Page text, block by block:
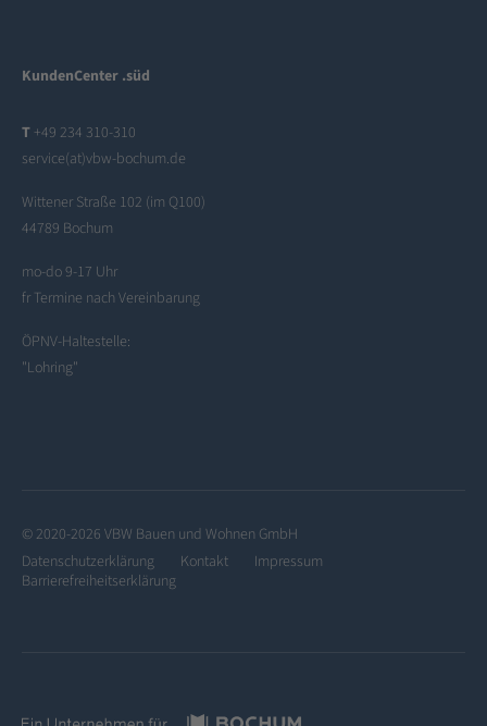
KundenCenter .süd
T +49 234 310-310
service(at)vbw-bochum.de
Wittener Straße 102 (im Q100)
44789 Bochum
mo-do 9-17 Uhr
fr Termine nach Vereinbarung
ÖPNV-Haltestelle:
"Lohring"
© 2020-2026 VBW Bauen und Wohnen GmbH
Datenschutzerklärung
Kontakt
Impressum
Barrierefreiheitserklärung